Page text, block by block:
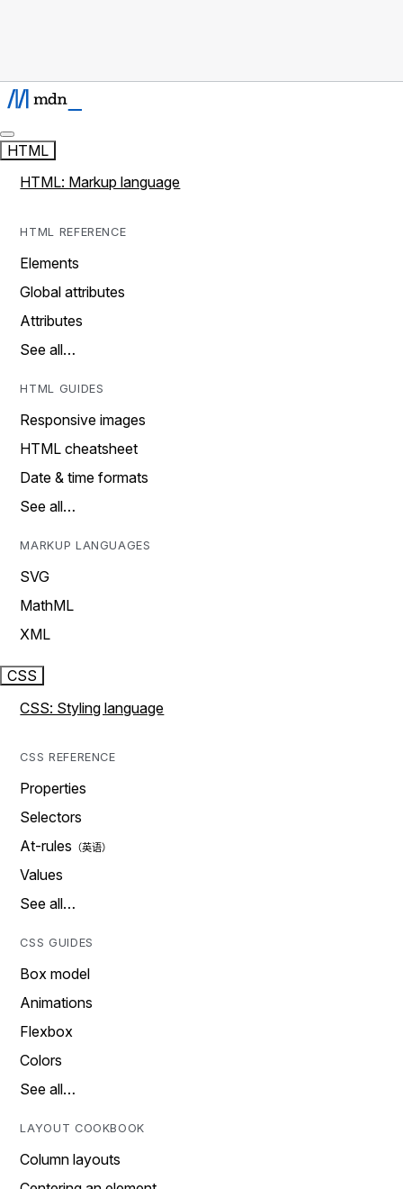
HTML
HTML: Markup language
HTML REFERENCE
Elements
Global attributes
Attributes
See all…
HTML GUIDES
Responsive images
HTML cheatsheet
Date & time formats
See all…
MARKUP LANGUAGES
SVG
MathML
XML
CSS
CSS: Styling language
CSS REFERENCE
Properties
Selectors
At-rules
Values
See all…
CSS GUIDES
Box model
Animations
Flexbox
Colors
See all…
LAYOUT COOKBOOK
Column layouts